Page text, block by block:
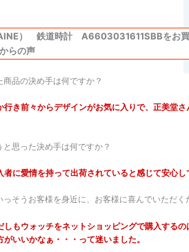
） 鉄道時計 A6603031611SBBをお買
らの声
品の決め手は何ですか？
行き前々からデザインがお気に入りで、正美堂
思った決め手は何ですか？
者に愛情を持って出荷されていると感じて安心
そうお客様を身近に、お客様に喜んでいただ
しもウォッチをネットショッピングで購入する
いいかなぁ・・・って迷いました。